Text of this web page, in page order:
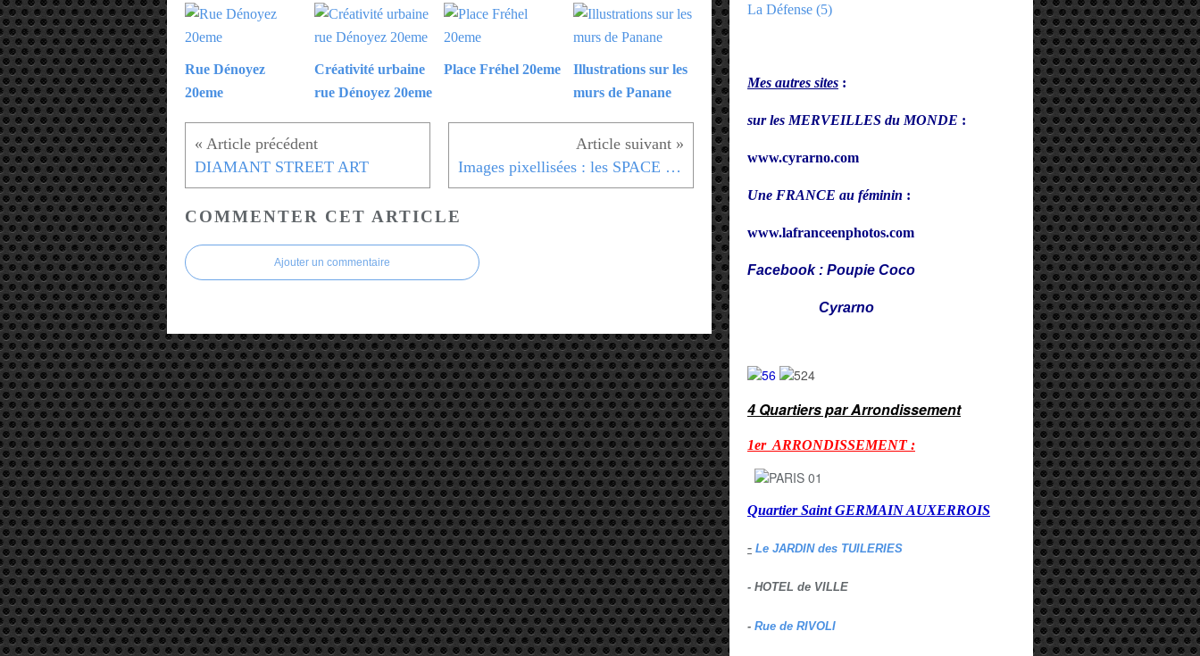
Rue Dénoyez
20eme
Créativité urbaine
rue Dénoyez 20eme
Place Fréhel 20eme
Illustrations sur les
murs de Panane
DIAMANT STREET ART Images pixellisées : les SPACE INVADERS
COMMENTER CET ARTICLE
Ajouter un commentaire
La Défense (5)
Mes autres sites :
sur les MERVEILLES du MONDE :
www.cyrarno.com
Une FRANCE au féminin :
www.lafranceenphotos.com
Facebook : Poupie Coco
Cyrarno
4 Quartiers par Arrondissement
1er ARRONDISSEMENT :
Quartier Saint GERMAIN AUXERROIS
- Le JARDIN des TUILERIES
- HOTEL de VILLE
- Rue de RIVOLI